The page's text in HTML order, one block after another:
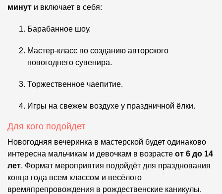
минут и включает в себя:
Барабанное шоу.
Мастер-класс по созданию авторского
новогоднего сувенира.
Торжественное чаепитие.
Игры на свежем воздухе у праздничной ёлки.
Для кого подойдет
Новогодняя вечеринка в мастерской будет одинаково
интересна мальчикам и девочкам в возрасте от 6 до 14
лет. Формат мероприятия подойдёт для празднования
конца года всем классом и весёлого
времяпрепровождения в рождественские каникулы.